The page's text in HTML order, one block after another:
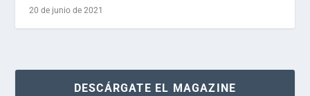
20 de junio de 2021
DESCÁRGATE EL MAGAZINE